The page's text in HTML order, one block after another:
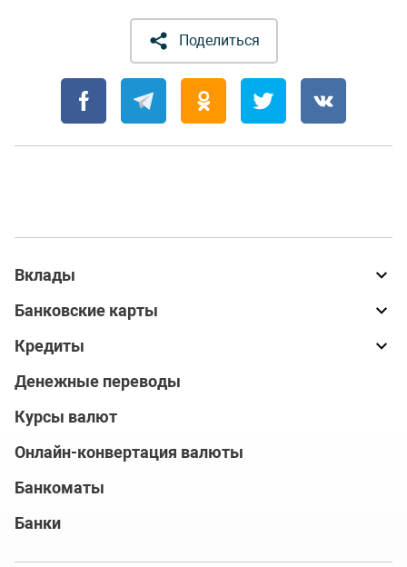
Поделиться
Вклады
Банковские карты
Кредиты
Денежные переводы
Курсы валют
Онлайн-конвертация валюты
Банкоматы
Банки